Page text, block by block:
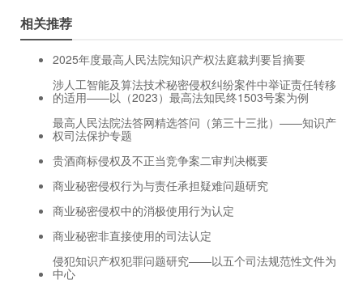
相关推荐
2025年度最高人民法院知识产权法庭裁判要旨摘要
涉人工智能及算法技术秘密侵权纠纷案件中举证责任转移
的适用——以（2023）最高法知民终1503号案为例
最高人民法院法答网精选答问（第三十三批）——知识产
权司法保护专题
贵酒商标侵权及不正当竞争案二审判决概要
商业秘密侵权行为与责任承担疑难问题研究
商业秘密侵权中的消极使用行为认定
商业秘密非直接使用的司法认定
侵犯知识产权犯罪问题研究——以五个司法规范性文件为
中心